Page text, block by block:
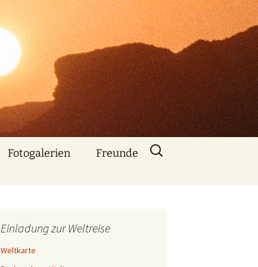
Fotogalerien Freunde
Animationen mit
Suchen
nach:
Einladung zur Weltreise
Weltkarte